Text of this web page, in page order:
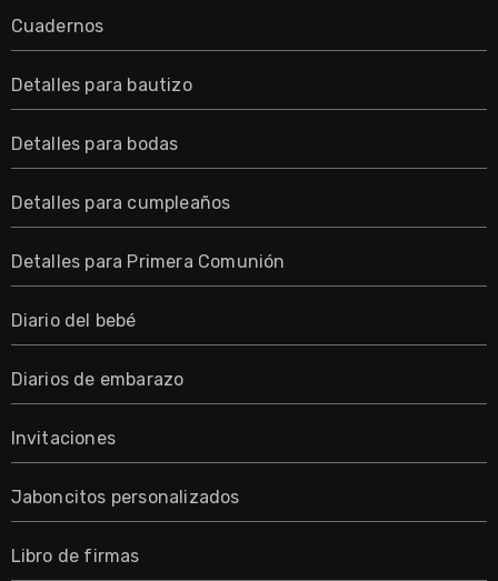
Cuadernos
Detalles para bautizo
Detalles para bodas
Detalles para cumpleaños
Detalles para Primera Comunión
Diario del bebé
Diarios de embarazo
Invitaciones
Jaboncitos personalizados
Libro de firmas